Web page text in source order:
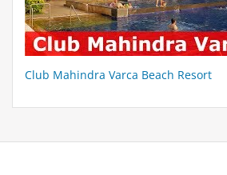
Club Mahindra Varca Beach Resort